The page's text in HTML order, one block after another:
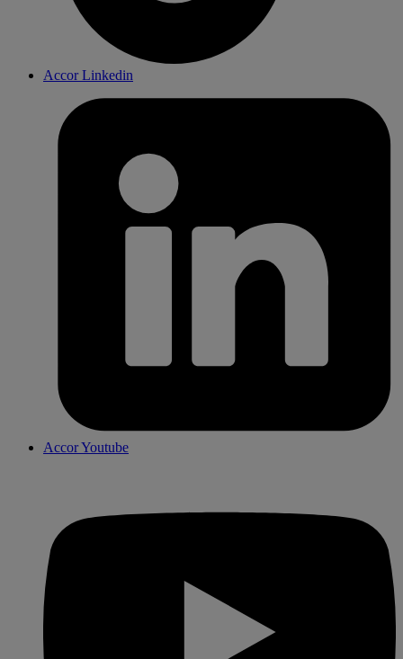
Accor Linkedin
Accor Youtube